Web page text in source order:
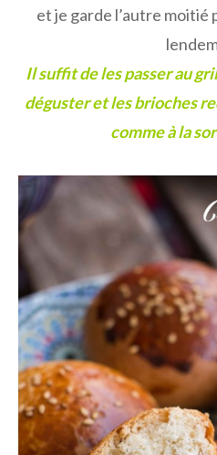
et je garde l’autre moitié
Il suffit de les passer au
déguster et les brioches
comme à la